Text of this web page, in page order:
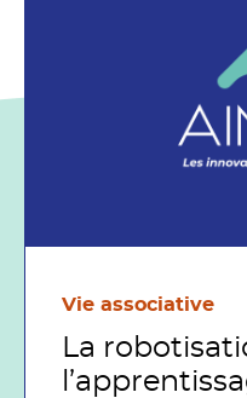
Vie associative
La